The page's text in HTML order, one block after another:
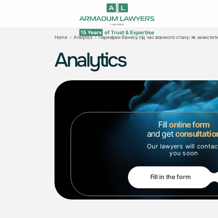
Home Analytics Перевірки бізнесу під час воєнного стану: як
Analytics
Fillonline form
and get
Our lawyers will
you soon
Fill in the form